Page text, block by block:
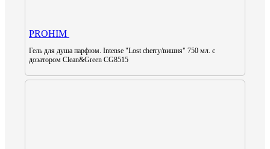
PROHIM
Гель для душа парфюм. Intense "Lost cherry/вишня" 750 мл. с
дозатором Clean&Green CG8515